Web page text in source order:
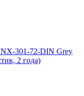
301-72-DIN Grey
2 года)